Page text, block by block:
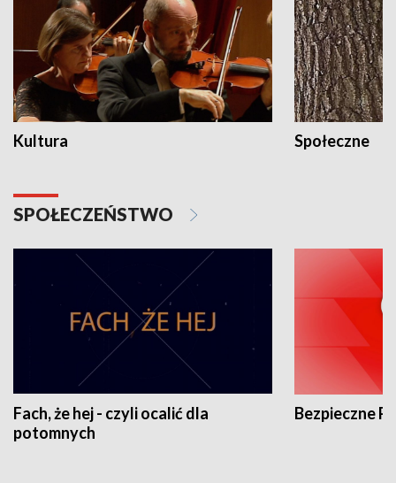
Kultura Społeczne
SPOŁECZEŃSTWO
Fach, że hej - czyli ocalić dla
potomnych
Bezpieczne